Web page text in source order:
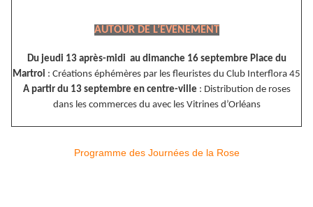
AUTOUR DE L’EVENEMENT
Du jeudi 13 après-midi au dimanche 16 septembre Place du
Martroi : Créations éphémères par les fleuristes du Club Interflora 45
A partir du 13 septembre en centre-ville : Distribution de roses
dans les commerces du avec les Vitrines d’Orléans
Programme des Journées de la Rose